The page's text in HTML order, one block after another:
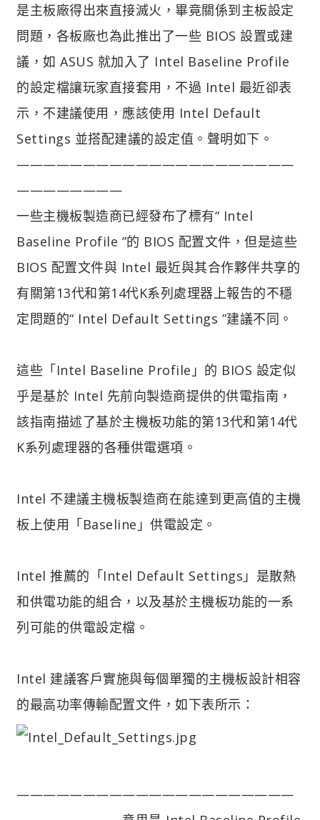
是主板廠得出來直接滅火，畢竟關係到主板設定
問題，各板廠也為此推出了一些 BIOS 設置或建
議，如 ASUS 就加入了 Intel Baseline Profile
的設定檔讓玩家直接套用，不過 Intel 最近卻表
示，不建議使用，應該使用 Intel Default
Settings 並搭配建議的設定值。聲明如下。
—————————————————————
————————
一些主機板製造商已經發布了標有“ Intel
Baseline Profile ”的 BIOS 配置文件，但是這些
BIOS 配置文件與 Intel 最近與其合作夥伴共享的
有關第13代和第14代K系列處理器上報告的不穩
定問題的“ Intel Default Settings ”建議不同。
這些「Intel Baseline Profile」的 BIOS 設定似
乎是基於 Intel 先前向製造商提供的供電指南，
該指南描述了基於主機板功能的第13代和第14代
K系列處理器的各種供電選項。
Intel 不建議主機板製造商在能達到更高值的主機
板上使用「Baseline」供電設定。
Intel 推薦的「Intel Default Settings」是散熱
和供電功能的組合，以及基於主機板功能的一系
列可能的供電設定檔。
Intel 建議客戶實施與每個單獨的主機板設計相容
的最高功率傳輸配置文件，如下表所示：
—————————————————————